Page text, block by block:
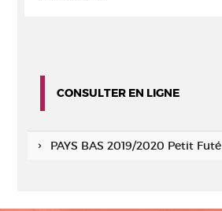
CONSULTER EN LIGNE
PAYS BAS 2019/2020 Petit Futé